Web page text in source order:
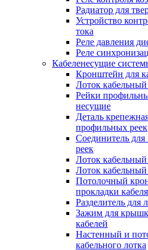
Радиатор для
Устройство
тока
Реле давления
Реле
Кабеленесущие
Кронштейн для
Лоток
Рейки
несущие
Деталь
профильных реек
Соединитель
реек
Лоток
Лоток
Потолочный
прокладки кабеля
Разделитель для
Зажим для
кабелей
Настенный и
кабельного лотка